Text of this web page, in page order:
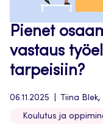
Pienet
vastaus
tarpeisiin?
06.11.2025 Tiina
Koulutus ja